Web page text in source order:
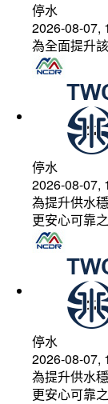
停水
2026-08-07,
為全面提升
停水
2026-08-07,
為提升供水
更安心可靠
停水
2026-08-07,
為提升供水
更安心可靠